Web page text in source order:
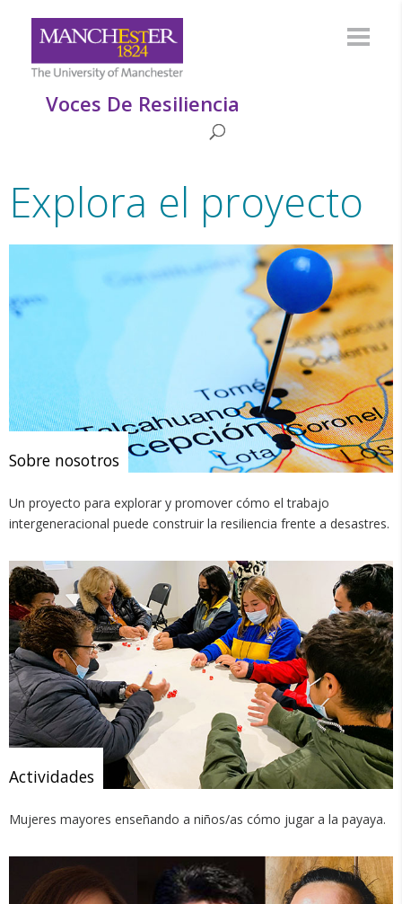
Voces De Resiliencia
Explora el proyecto
Sobre nosotros
Un proyecto para explorar y promover cómo el trabajo
intergeneracional puede construir la resiliencia frente a desastres.
Actividades
Mujeres mayores enseñando a niños/as cómo jugar a la payaya.